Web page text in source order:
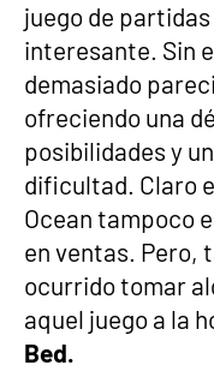
juego de
interesante. Sin
demasiado
ofreciendo una
posibilidades y
dificultad. Claro
Ocean tampoco
en ventas. Pero,
ocurrido tomar
aquel juego a la
Bed.